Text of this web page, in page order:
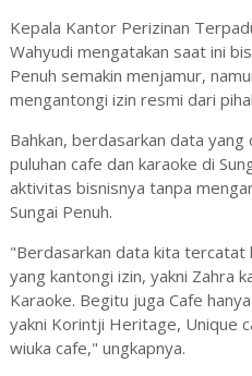
Kepala Kantor Perizinan
Wahyudi mengatakan saat ini
Penuh semakin menjamur,
mengantongi izin resmi dari
Bahkan, berdasarkan data yang
puluhan cafe dan karaoke di
aktivitas bisnisnya tanpa
Sungai Penuh.
"Berdasarkan data kita tercatat
yang kantongi izin, yakni Zahra
Karaoke. Begitu juga Cafe
yakni Korintji Heritage, Unique
wiuka cafe," ungkapnya.